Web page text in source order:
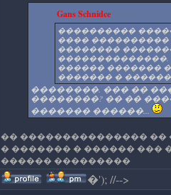
Gans Schnidce
����������
���� ����������
��������
��������������.
������ �������
������� �
��������. ��� ��
��������? �� ��
������� ������...
�� ���������������
� ������� � ������ ���
������ ���������
�'); //-->